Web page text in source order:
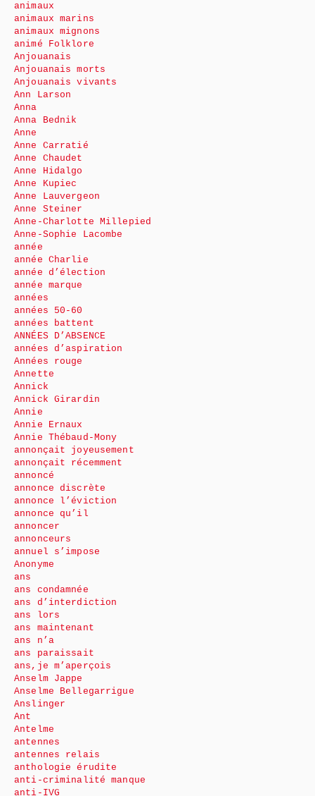
animaux
animaux marins
animaux mignons
animé Folklore
Anjouanais
Anjouanais morts
Anjouanais vivants
Ann Larson
Anna
Anna Bednik
Anne
Anne Carratié
Anne Chaudet
Anne Hidalgo
Anne Kupiec
Anne Lauvergeon
Anne Steiner
Anne-Charlotte Millepied
Anne-Sophie Lacombe
année
année Charlie
année d’élection
année marque
années
années 50-60
années battent
ANNÉES D’ABSENCE
années d’aspiration
Années rouge
Annette
Annick
Annick Girardin
Annie
Annie Ernaux
Annie Thébaud-Mony
annonçait joyeusement
annonçait récemment
annoncé
annonce discrète
annonce l’éviction
annonce qu’il
annoncer
annonceurs
annuel s’impose
Anonyme
ans
ans condamnée
ans d’interdiction
ans lors
ans maintenant
ans n’a
ans paraissait
ans,je m’aperçois
Anselm Jappe
Anselme Bellegarrigue
Anslinger
Ant
Antelme
antennes
antennes relais
anthologie érudite
anti-criminalité manque
anti-IVG